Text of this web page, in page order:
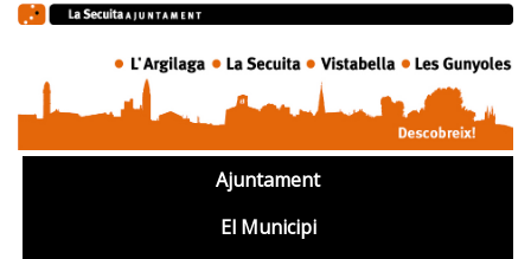
Ajuntament
El Municipi